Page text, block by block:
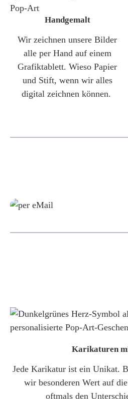
Handgemalt
Wir zeichnen unsere Bilder
alle per Hand auf einem
Grafiktablett. Wieso Papier
und Stift, wenn wir alles
digital zeichnen können.
Karikaturen
Jede Karikatur ist ein Unikat.
wir besonderen Wert auf
oftmals den